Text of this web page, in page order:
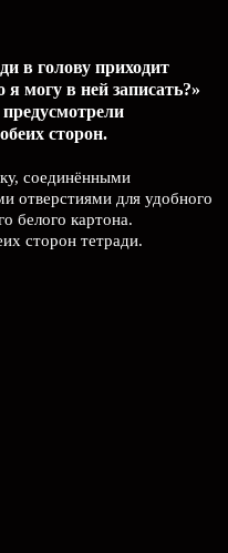
в голову приходит
могу в ней записать?»
сторон.
соединёнными
отверстиями для удобного
белого картона.
сторон тетради.